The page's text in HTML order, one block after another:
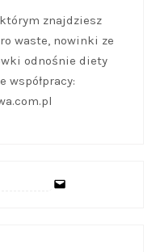
znajdziesz
waste, nowinki ze
odnośnie diety
współpracy: